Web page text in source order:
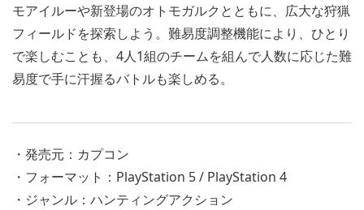
モアイルーや新登場のオトモガルクとともに、広大な狩猟
フィールドを探索しよう。難易度調整機能により、ひとり
で楽しむことも、4人1組のチームを組んで人数に応じた難
易度で手に汗握るバトルも楽しめる。
・発売元：カプコン
・フォーマット：PlayStation 5 / PlayStation 4
・ジャンル：ハンティングアクション